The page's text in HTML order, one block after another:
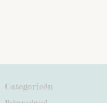
Categorieën